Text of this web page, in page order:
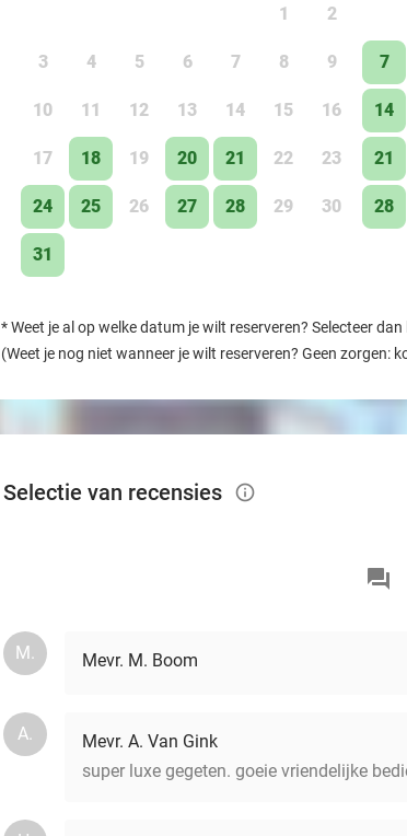
1 2
3 4 5 6 7 8 9
10 11 12 13 14 15 16
17 18 19 20 21 22 23
24 25 26 27 28 29 30
31
7
14
21
28
*Weet je al op welke datum je wilt reserveren? Selecteer
(Weet je nog niet wanneer je wilt reserveren? Geen zorgen:
Selectie van recensies info_outlined
M. Mevr. M. Boom
A.
Mevr. A. Van Gink
super luxe gegeten. goeie vriendelijke